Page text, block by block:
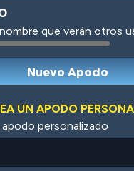
Jungle Cats
que verán otros
UN APODO
personalizado